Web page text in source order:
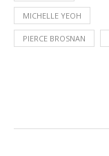
MICHELLE YEOH
PIERCE BROSNAN